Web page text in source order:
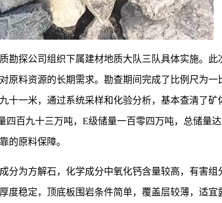
勘探公司组织下属建材地质大队三队具体实施。此
原料资源的长期需求。勘查期间完成了比例尺为一
十一米，通过系统采样和化验分析，基本查清了矿
百九十三万吨，E级储量一百零四万吨，总储量
的原料保障。
为方解石，化学成分中氧化钙含量较高，有害组
度稳定，顶底板围岩条件简单，覆盖层较薄，适宜